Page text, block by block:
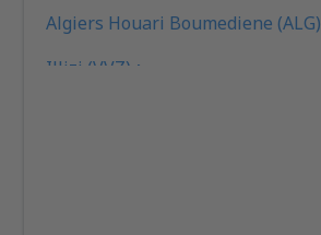
Algiers Houari Boumediene (ALG)
Illizi (VVZ)